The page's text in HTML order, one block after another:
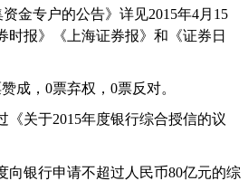
资金专户的公告》详见2015年4月 15
时报》《上海证券报》和《证券日
成， 0票弃权， 0票反对。
《关于2015年度银行综合授信的议
向银行申请不超过人民币80亿元的综